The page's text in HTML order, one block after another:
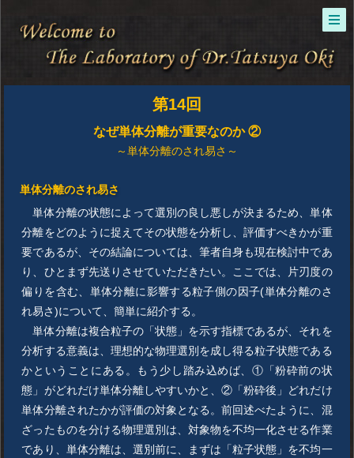
第14回
なぜ単体分離が重要なのか ②
～単体分離のされ易さ～
単体分離のされ易さ
単体分離の状態によって選別の良し悪しが決まるため、単体
分離をどのように捉えてその状態を分析し、評価すべきかが重
要であるが、その結論については、筆者自身も現在検討中であ
り、ひとまず先送りさせていただきたい。ここでは、片刃度の
偏りを含む、単体分離に影響する粒子側の因子(単体分離のさ
れ易さ)について、簡単に紹介する。
単体分離は複合粒子の「状態」を示す指標であるが、それを
分析する意義は、理想的な物理選別を成し得る粒子状態である
かということにある。もう少し踏み込めば、①「粉砕前の状
態」がどれだけ単体分離しやすいかと、②「粉砕後」どれだけ
単体分離されたかが評価の対象となる。前回述べたように、混
ざったものを分ける物理選別は、対象物を不均一化させる作業
であり、単体分離は、選別前に、まずは「粒子状態」を不均一